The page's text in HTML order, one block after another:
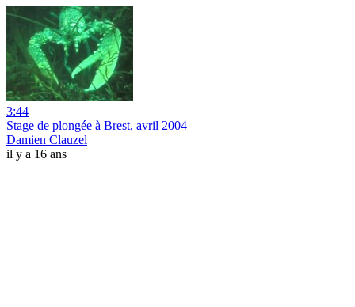
3:44
Stage de plongée à Brest, avril 2004
Damien Clauzel
il y a 16 ans